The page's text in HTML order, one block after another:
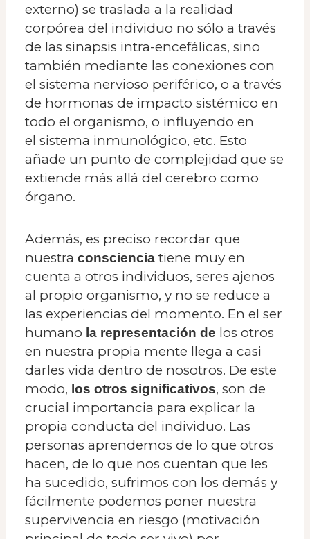
externo) se traslada a la realidad
corpórea del individuo no sólo a través
de las sinapsis intra-encefálicas, sino
también mediante las conexiones con
el sistema nervioso periférico, o a través
de hormonas de impacto sistémico en
todo el organismo, o influyendo en
el sistema inmunológico, etc. Esto
añade un punto de complejidad que se
extiende más allá del cerebro como
órgano.
Además, es preciso recordar que
nuestraconsciencia tiene muy en
cuenta a otros individuos, seres ajenos
al propio organismo, y no se reduce a
las experiencias del momento. En el ser
humano la representación de los otros
en nuestra propia mente llega a casi
darles vida dentro de nosotros. De este
modo, los otros significativos, son de
crucial importancia para explicar la
propia conducta del individuo. Las
personas aprendemos de lo que otros
hacen, de lo que nos cuentan que les
ha sucedido, sufrimos con los demás y
fácilmente podemos poner nuestra
supervivencia en riesgo (motivación